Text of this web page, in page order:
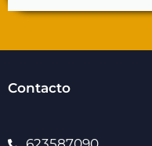
Contacto